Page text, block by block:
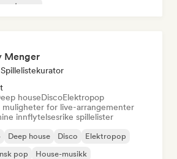
Menger
houseDiscoElektropop
muligheter for live-arrangementer
innflytelsesrike spillelister
Deep house Disco
Elektropop
pop House-musikk